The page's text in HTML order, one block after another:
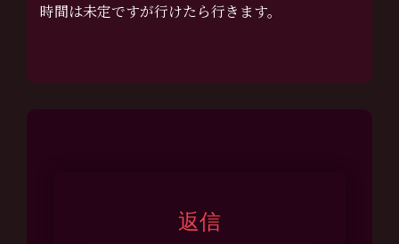
時間は未定ですが行けたら行きます。
返信